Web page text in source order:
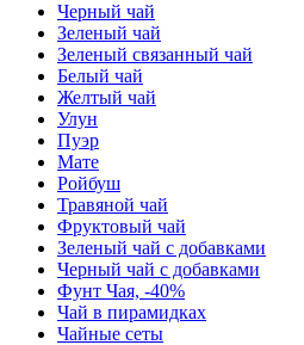
Черный чай
Зеленый чай
Зеленый связанный чай
Белый чай
Желтый чай
Улун
Пуэр
Мате
Ройбуш
Травяной чай
Фруктовый чай
Зеленый чай с добавками
Черный чай с добавками
Фунт Чая, -40%
Чай в пирамидках
Чайные сеты